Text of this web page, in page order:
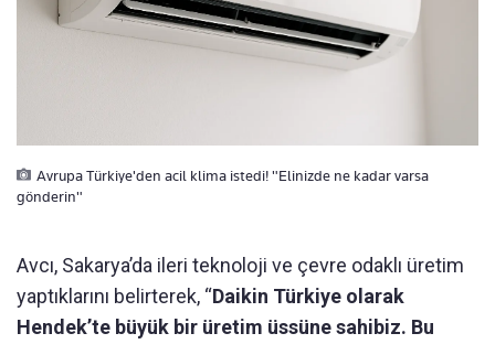
Avrupa Türkiye'den acil klima istedi! "Elinizde ne kadar varsa
gönderin"
Avcı, Sakarya’da ileri teknoloji ve çevre odaklı üretim
yaptıklarını belirterek, “Daikin Türkiye olarak
Hendek’te büyük bir üretim üssüne sahibiz. Bu